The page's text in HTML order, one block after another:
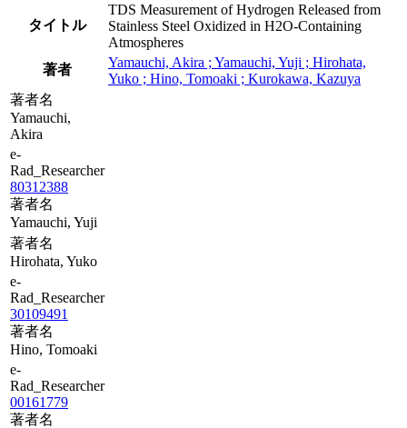
タイトル
TDS Measurement of Hydrogen Released from
Stainless Steel Oxidized in H2O-Containing
Atmospheres
著者
Yamauchi, Akira ; Yamauchi, Yuji ; Hirohata,
Yuko ; Hino, Tomoaki ; Kurokawa, Kazuya
著者名
Yamauchi,
Akira
e-
Rad_Researcher
80312388
著者名
Yamauchi, Yuji
著者名
Hirohata, Yuko
e-
Rad_Researcher
30109491
著者名
Hino, Tomoaki
e-
Rad_Researcher
00161779
著者名